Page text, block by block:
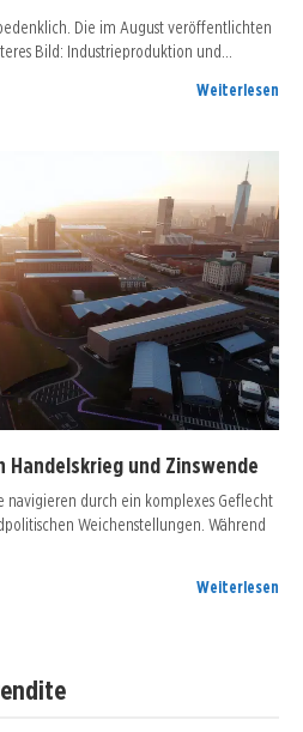
Die im August veröffentlichten
Bild: Industrieproduktion und…
Weiterlesen
Handelskrieg und Zinswende
navigieren durch ein komplexes Geflecht
Weichenstellungen. Während
Weiterlesen